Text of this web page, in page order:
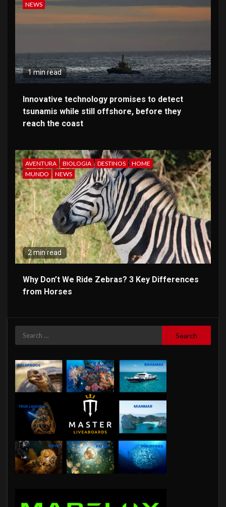
NEWS
1 min read
Innovative technology promises to detect
tsunamis while still offshore, before they
reach the coast
AVENTURA BIOLOGIA DESTINOS
HOME
MUNDO
NEWS
2 min read
Why Don’t We Ride Zebras? 3 Key Differences
from Horses
Search
for: